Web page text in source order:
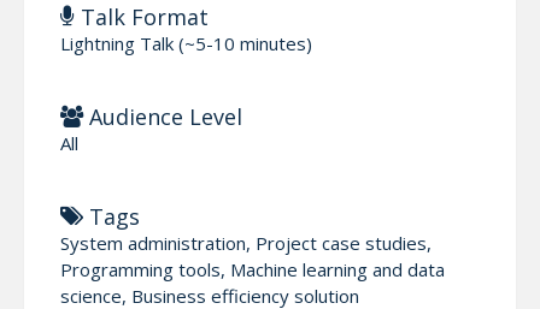
Talk Format
Lightning Talk (~5-10 minutes)
Audience Level
All
Tags
System administration, Project case studies,
Programming tools, Machine learning and data
science, Business efficiency solution